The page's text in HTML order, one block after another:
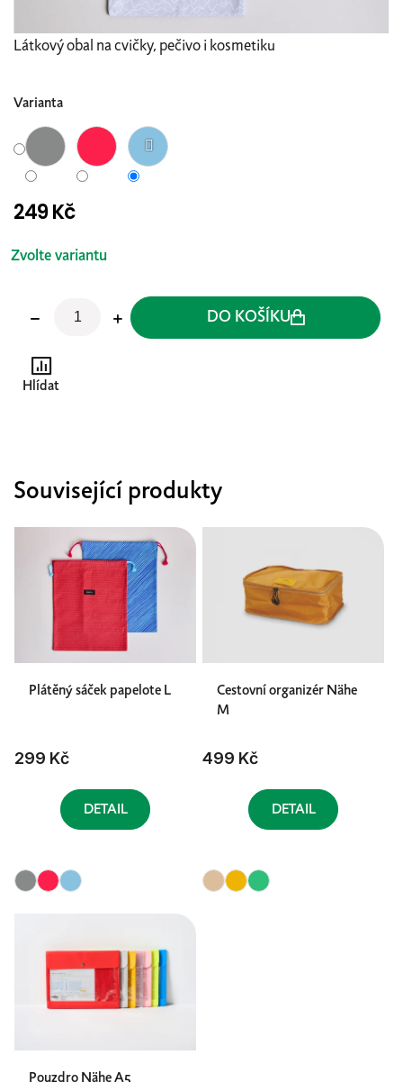
Látkový obal na cvičky, pečivo i kosmetiku
Varianta
249 Kč
Měrná
Zvolte variantu
DO KOŠÍKU
Hlídat
Související produkty
Plátěný sáček papelote L
299 Kč
DETAIL
Cestovní organizér Nähe
M
499 Kč
DETAIL